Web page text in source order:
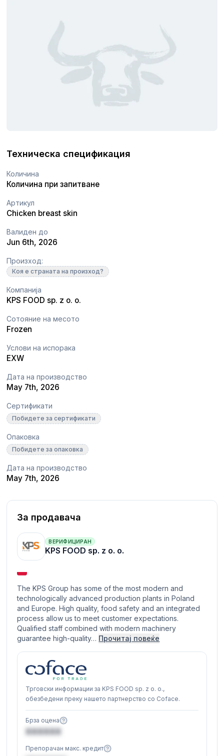
Техническа спецификация
Количина
Количина при запитване
Артикул
Chicken breast skin
Валиден до
Jun 6th, 2026
Произход:
Коя е страната на произход?
Компанија
KPS FOOD sp. z o. o.
Сотояние на месото
Frozen
Услови на испорака
EXW
Дата на производство
May 7th, 2026
Сертификати
Побидете за сертификати
Опаковка
Побидете за опаковка
Дата на производство
May 7th, 2026
За продавача
ВЕРИФИЦИРАН
KPS FOOD sp. z o. o.
The KPS Group has some of the most modern and
technologically advanced production plants in Poland
and Europe. High quality, food safety and an integrated
process allow us to meet customer expectations.
Qualified staff combined with modern machinery
guarantee high-quality… Прочитај повеќе
Трговски информации за KPS FOOD sp. z o. o.,
обезбедени преку нашето партнерство со Coface.
Брза оцена
XXXXXX
Препорачан макс. кредит